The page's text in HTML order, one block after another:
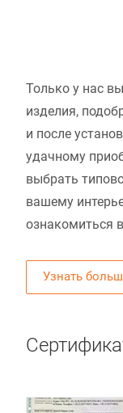
Только у нас
изделия,
и после
удачному
выбрать
вашему
ознакомиться
Узнать